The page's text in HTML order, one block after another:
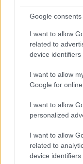
Google consents
I want to allow
related to
device identifiers
I want to allow
Google for
I want to allow
personalized
I want to allow
related to
device identifiers